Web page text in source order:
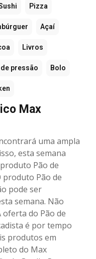
Pizza
Açaí
Livros
de pressão Bolo
Max
uma ampla
esta semana
Pão de
produto Pão de
pode ser
semana. Não
do Pão de
é por tempo
produtos em
do Max